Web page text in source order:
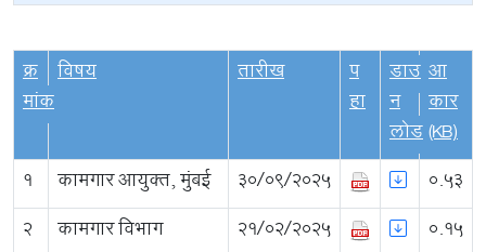
क्र
मांक
विषय तारीख
प
हा
डाउ
न
लोड
आ
कार
(KB)
1
कामगार आयुक्त, मुंबई 30/09/2025
0.53
2
कामगार विभाग 21/02/2025
0.15